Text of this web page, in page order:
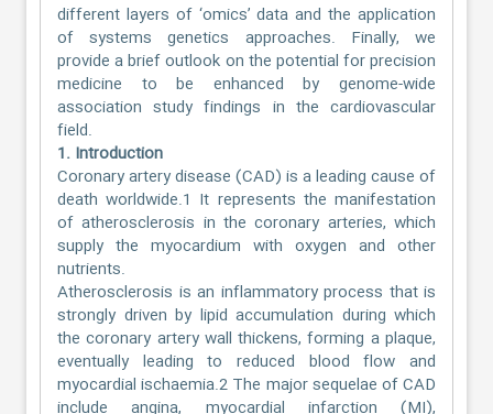
different layers of ‘omics’ data and the application
of systems genetics approaches. Finally, we
provide a brief outlook on the potential for precision
medicine to be enhanced by genome-wide
association study findings in the cardiovascular
field.
1. Introduction
Coronary artery disease (CAD) is a leading cause of
death worldwide.1 It represents the manifestation
of atherosclerosis in the coronary arteries, which
supply the myocardium with oxygen and other
nutrients.
Atherosclerosis is an inflammatory process that is
strongly driven by lipid accumulation during which
the coronary artery wall thickens, forming a plaque,
eventually leading to reduced blood flow and
myocardial ischaemia.2 The major sequelae of CAD
include angina, myocardial infarction (MI),